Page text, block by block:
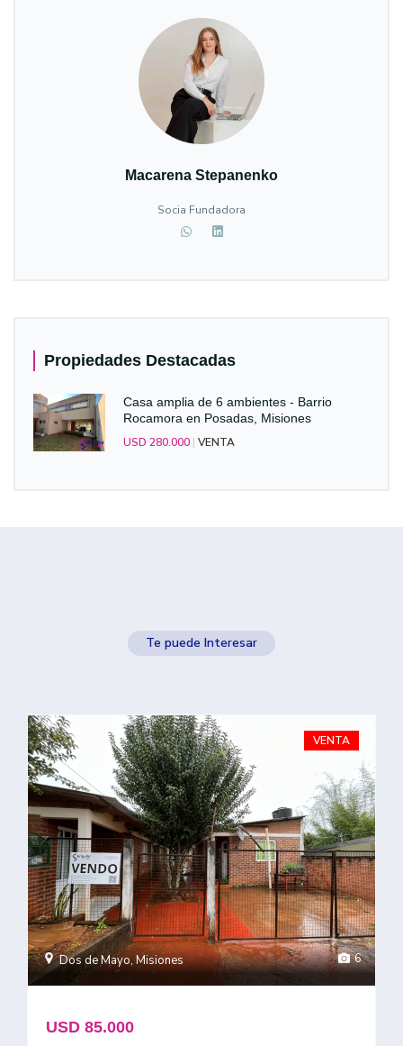
Macarena Stepanenko
Socia Fundadora
Propiedades Destacadas
Casa amplia de 6 ambientes - Barrio
Rocamora en Posadas, Misiones
USD 280.000 | VENTA
Te puede Interesar
VENTA
Dos de Mayo, Misiones 6
USD 85.000